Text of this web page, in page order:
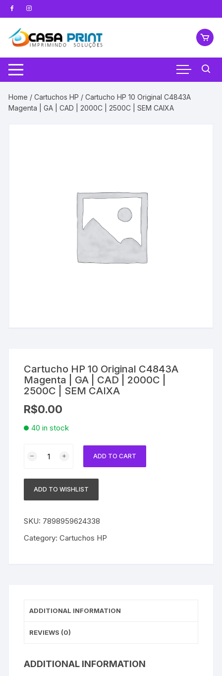
Pular
para
conteúdo
Home /Cartuchos HP / Cartucho HP 10 Original C4843A
Magenta | GA | CAD | 2000C | 2500C | SEM CAIXA
Cartucho HP 10 Original C4843A
Magenta | GA | CAD | 2000C |
2500C | SEM CAIXA
R$0.00
40 in stock
Original
|
ADD TO CART
ADD TO WISHLIST
SKU: 7898959624338
Category:Cartuchos HP
ADDITIONAL INFORMATION
REVIEWS (0)
ADDITIONAL INFORMATION